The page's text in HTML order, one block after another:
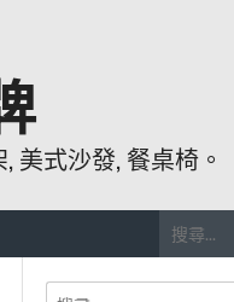
美式沙發, 餐桌椅。